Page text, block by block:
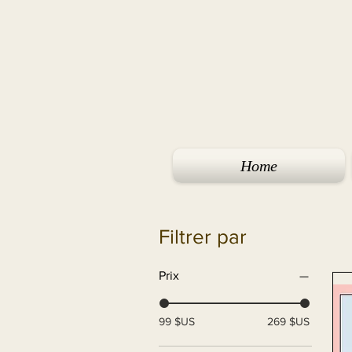
Home
Filtrer par
Prix
99 $US 269 $US